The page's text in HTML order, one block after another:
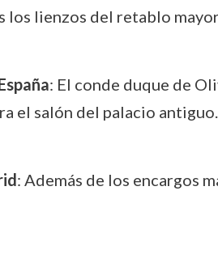
lienzos del retablo
: El conde duque de
el salón del palacio antiguo.
: Además de los encargos